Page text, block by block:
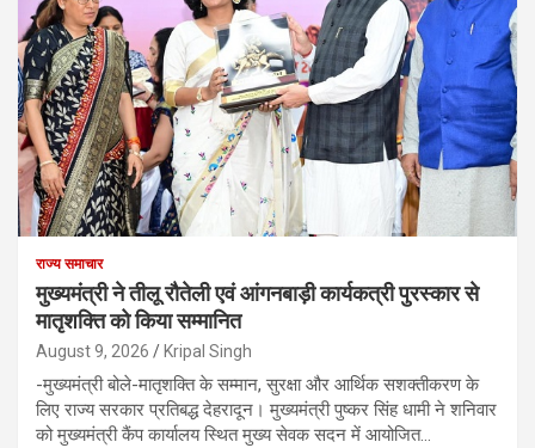
राज्य समाचार
मुख्यमंत्री ने तीलू रौतेली एवं आंगनबाड़ी कार्यकत्री पुरस्कार से
मातृशक्ति को किया सम्मानित
August 9, 2026 Kripal Singh
-मुख्यमंत्री बोले-मातृशक्ति के सम्मान, सुरक्षा और आर्थिक सशक्तीकरण के
लिए राज्य सरकार प्रतिबद्ध देहरादून। मुख्यमंत्री पुष्कर सिंह धामी ने शनिवार
को मुख्यमंत्री कैंप कार्यालय स्थित मुख्य सेवक सदन में आयोजित…